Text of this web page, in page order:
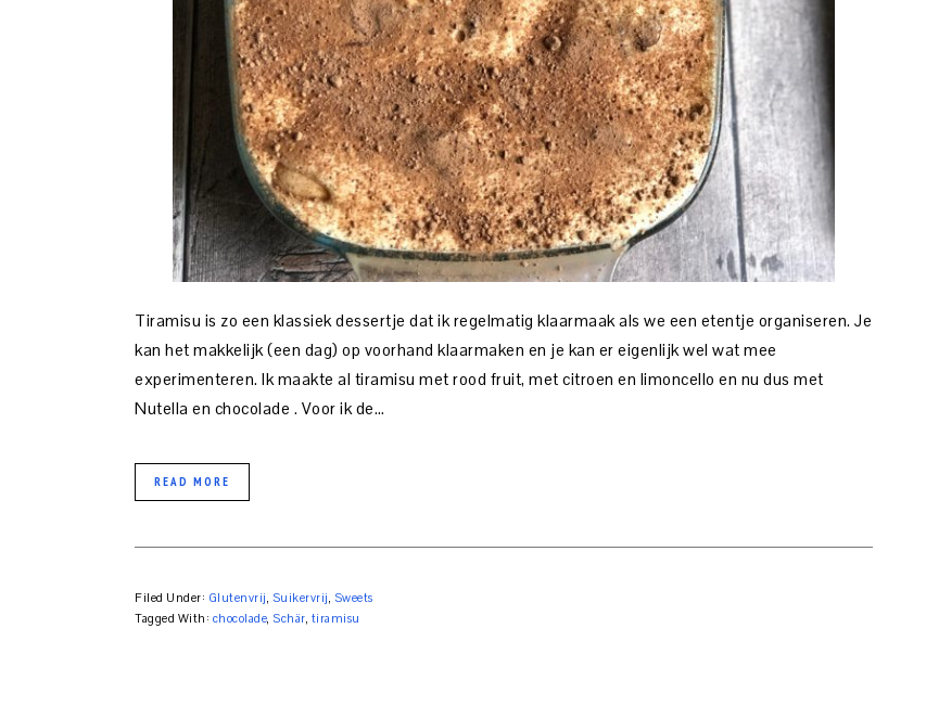
Tiramisu is zo een klassiek dessertje dat ik regelmatig klaarmaak als we een etentje organiseren. Je
kan het makkelijk (een dag) op voorhand klaarmaken en je kan er eigenlijk wel wat mee
experimenteren. Ik maakte al tiramisu met rood fruit, met citroen en limoncello en nu dus met
Nutella en chocolade . Voor ik de…
READ MORE
Filed Under: Glutenvrij Suikervrij Sweets
Tagged With: chocolade Schär tiramisu